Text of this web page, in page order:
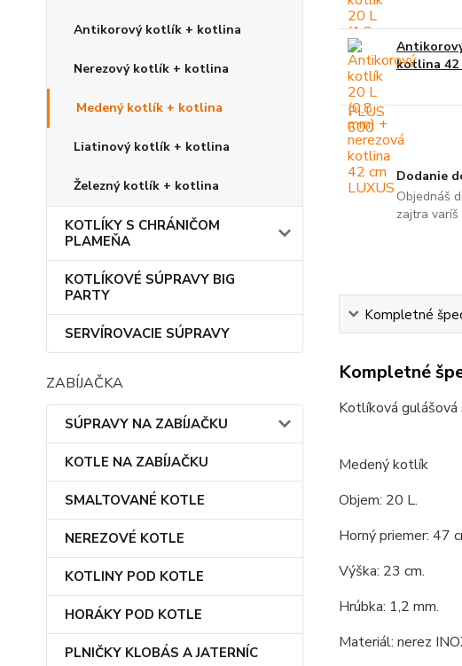
Antikorový kotlík + kotlina
Nerezový kotlík + kotlina
Medený kotlík + kotlina
Liatinový kotlík + kotlina
Železný kotlík + kotlina
KOTLÍKY S CHRÁNIČOM
PLAMEŇA
KOTLÍKOVÉ SÚPRAVY BIG
PARTY
SERVÍROVACIE SÚPRAVY
ZABÍJAČKA
SÚPRAVY NA ZABÍJAČKU
KOTLE NA ZABÍJAČKU
SMALTOVANÉ KOTLE
NEREZOVÉ KOTLE
KOTLINY POD KOTLE
HORÁKY POD KOTLE
PLNIČKY KLOBÁS A JATERNÍC
kotlina 42
Dodanie
Objednáš
zajtra varíš
Kompletné
Kompletné
Kotlíková gulášová
Medený kotlík
Objem: 20 L.
Horný priemer: 47
Výška: 23 cm.
Hrúbka: 1,2 mm.
Materiál: nerez